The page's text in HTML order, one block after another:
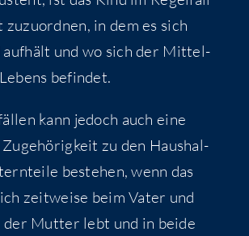
zuzu­ord­nen, in dem es sich
auf­hält und wo sich der Mit­tel­
befindet.
kann jedoch auch eine
zu den Haus­hal­
bestehen, wenn das
zeit­wei­se beim Vater und
Mut­ter lebt und in bei­de